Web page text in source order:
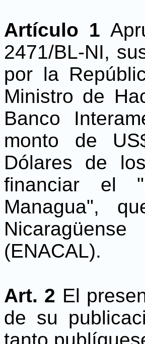
Artículo 1
2471/BL-NI,
por la
Ministro de
Banco
monto de
Dólares de
financiar el
Managua",
(ENACAL).
Art. 2 El
de su